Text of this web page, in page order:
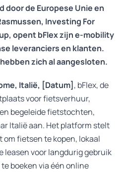
de Europese Unie en
Investing For
opent bFlex zijn e-mobility
leveranciers en klanten.
zich al aangesloten.
Italië, [Datum] , bFlex, de
voor fietsverhuur,
begeleide fietstochten,
Italië aan. Het platform stelt
fietsen te kopen, lokaal
voor langdurig gebruik
boeken via één online